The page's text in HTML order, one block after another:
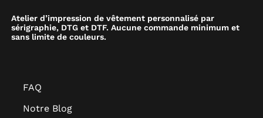
Atelier d’impression de vêtement personnalisé par
sérigraphie, DTG et DTF. Aucune commande minimum et
sans limite de couleurs.
FAQ
Notre Blog